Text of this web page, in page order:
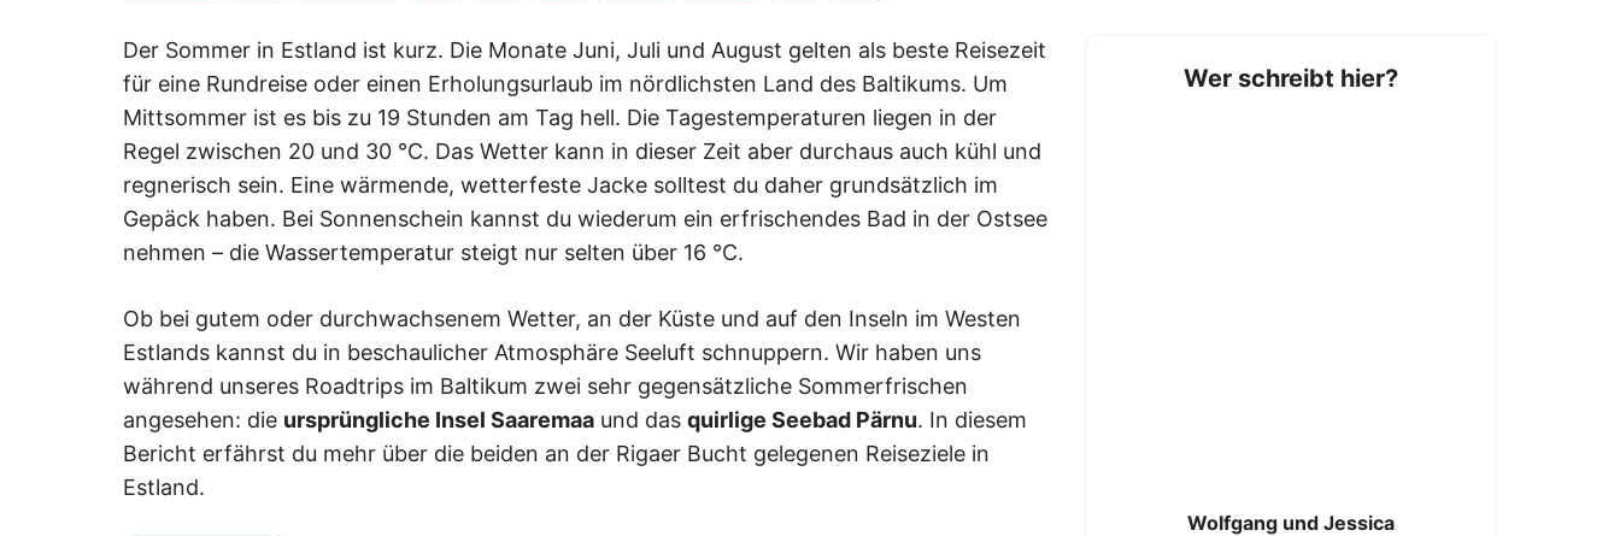
Der Sommer in Estland ist kurz. Die Monate Juni, Juli und August gelten als beste Reisezeit
für eine Rundreise oder einen Erholungsurlaub im nördlichsten Land des Baltikums. Um
Mittsommer ist es bis zu 19 Stunden am Tag hell. Die Tagestemperaturen liegen in der
Regel zwischen 20 und 30 °C. Das Wetter kann in dieser Zeit aber durchaus auch kühl und
regnerisch sein. Eine wärmende, wetterfeste Jacke solltest du daher grundsätzlich im
Gepäck haben. Bei Sonnenschein kannst du wiederum ein erfrischendes Bad in der Ostsee
nehmen – die Wassertemperatur steigt nur selten über 16 °C.
Ob bei gutem oder durchwachsenem Wetter, an der Küste und auf den Inseln im Westen
Estlands kannst du in beschaulicher Atmosphäre Seeluft schnuppern. Wir haben uns
während unseres Roadtrips im Baltikum zwei sehr gegensätzliche Sommerfrischen
angesehen: die ursprüngliche Insel Saaremaa und das quirlige Seebad Pärnu. In diesem
Bericht erfährst du mehr über die beiden an der Rigaer Bucht gelegenen Reiseziele in
Estland.
Wer schreibt hier?
Wolfgang und Jessica